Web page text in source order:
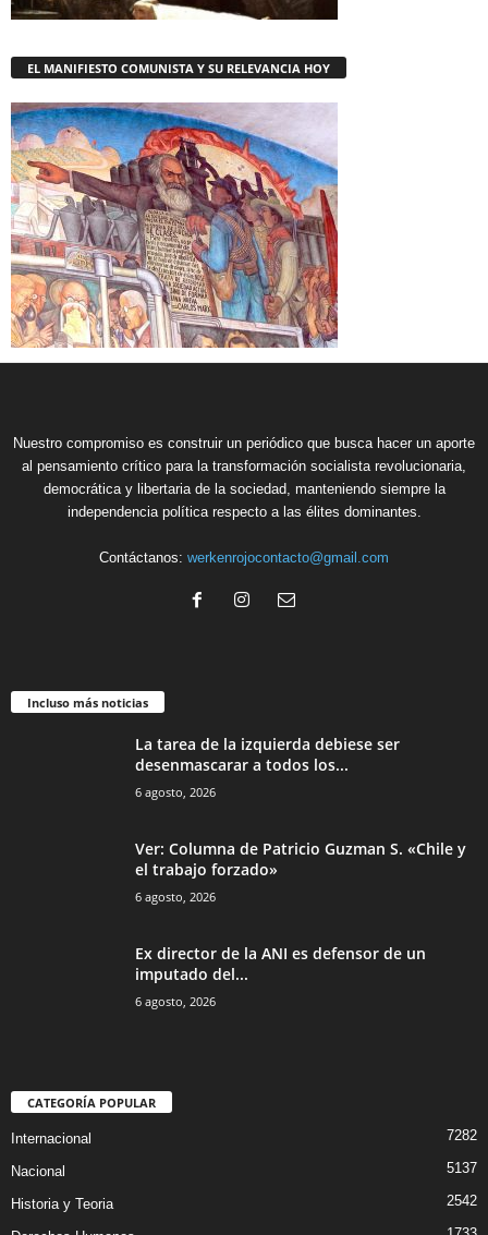
EL MANIFIESTO COMUNISTA Y SU RELEVANCIA HOY
Nuestro compromiso es construir un periódico que busca hacer un aporte
al pensamiento crítico para la transformación socialista revolucionaria,
democrática y libertaria de la sociedad, manteniendo siempre la
independencia política respecto a las élites dominantes.
Contáctanos: werkenrojocontacto@gmail.com
Incluso más noticias
La tarea de la izquierda debiese ser
desenmascarar a todos los...
6 agosto, 2026
Ver: Columna de Patricio Guzman S. «Chile y
el trabajo forzado»
6 agosto, 2026
Ex director de la ANI es defensor de un
imputado del...
6 agosto, 2026
CATEGORÍA POPULAR
Internacional 7282
Nacional 5137
Historia y Teoria 2542